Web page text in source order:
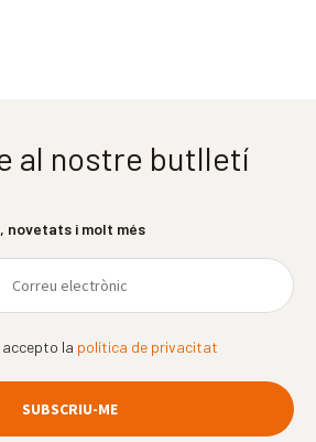
al nostre butlletí
novetats i molt més
accepto la política de privacitat